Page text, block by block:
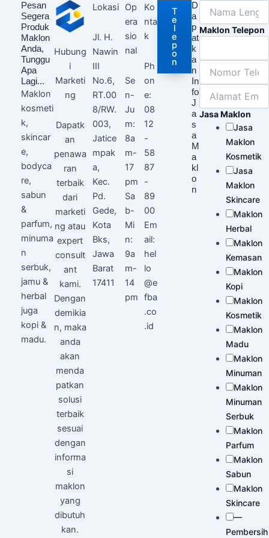
Pesan
Segera
Produk
Maklon
Anda,
Tunggu
Apa
Lagi...
Maklon
kosmeti
k,
skincar
e,
bodyca
re,
sabun
&
parfum,
minuma
n
serbuk,
jamu &
herbal
juga
kopi &
madu.
Hubung
i
Marketi
ng
Dapatk
an
penawa
ran
terbaik
dari
marketi
ng atau
expert
consult
ant
kami.
Dengan
demikia
n, maka
anda
akan
menda
patkan
solusi
terbaik
sesuai
dengan
informa
si
maklon
yang
dibutuh
kan.
Lokasi
Jl. H.
Nawin
III
No.6,
RT.00
8/RW.
003,
Jatice
mpak
a,
Kec.
Pd.
Gede,
Kota
Bks,
Jawa
Barat
17411
Op
era
sio
nal
Se
n-
Ju
m:
8a
m-
17
pm
Sa
b-
Mi
n:
9a
m-
14
pm
Ko
nta
k
Ph
on
e:
08
12
-
58
87
-
89
00
Em
ail:
hel
lo
@e
fba
.co
.id
T
e
l
e
p
o
n
D
a
p
at
k
a
n
In
fo
J
a
s
a
M
a
kl
o
n
Maklon Telepon
Jasa Maklon
Jasa
Maklon
Kosmetik
Jasa
Maklon
Skincare
Maklon
Herbal
Maklon
Kemasan
Maklon
Kopi
Maklon
Kosmetik
Maklon
Madu
Maklon
Minuman
Maklon
Minuman
Serbuk
Maklon
Parfum
Maklon
Sabun
Maklon
Skincare
—
Pembersih